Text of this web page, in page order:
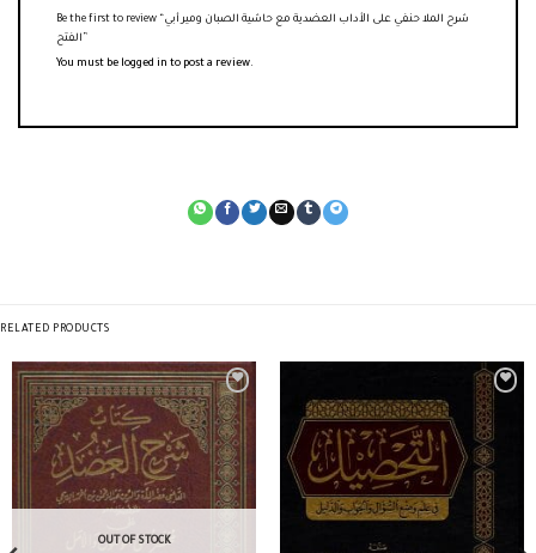
Be the first to review “شرح الملا حنفي على الأداب العضدية مع حاشية الصبان ومير أبي
You must be logged in to post a review.
RELATED PRODUCTS
OUT OF STOCK